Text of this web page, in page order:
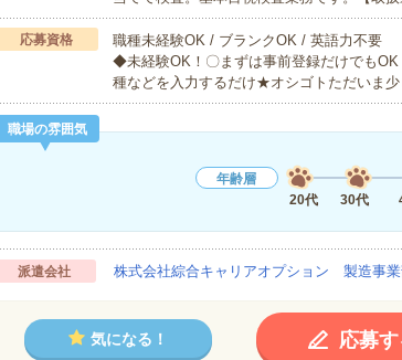
応募資格
職種未経験OK / ブランクOK / 英語力不要
◆未経験OK！〇まずは事前登録だけでも
種などを入力するだけ★オシゴトただいま少
職場の雰囲気
年齢層
20代
30代
派遣会社 株式会社綜合キャリアオプション 製造事業
気になる！ 応募す